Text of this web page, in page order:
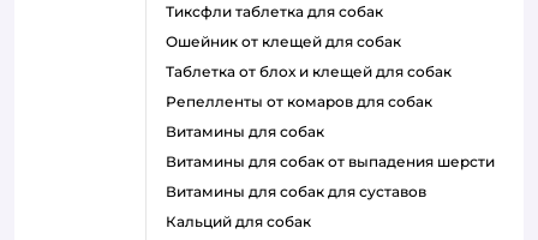
тиксфли таблетка для собак
ошейник от клещей для собак
таблетка от блох и клещей для собак
репелленты от комаров для собак
витамины для собак
витамины для собак от выпадения шерсти
витамины для собак для суставов
кальций для собак